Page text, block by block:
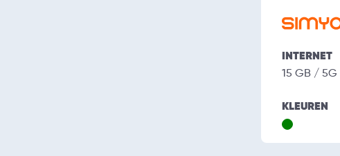
INTERNET
15 GB / 5G
KLEUREN